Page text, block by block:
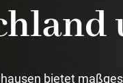
bietet